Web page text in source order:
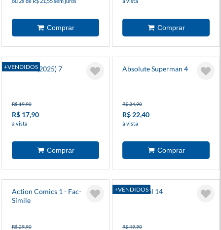
+VENDIDOS
Batman (2025) 7
R$ 19,90
R$ 17,90
à vista
Absolute Superman 4
R$ 24,90
R$ 22,40
à vista
Action Comics 1 - Fac-
Símile
R$ 29,90
+VENDIDOS
Invencível 14
R$ 49,90